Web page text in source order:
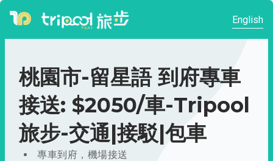
English
桃園市-留星語 到府專車
接送: $2050/車-Tripool
旅步-交通|接駁|包車
專車到府，機場接送